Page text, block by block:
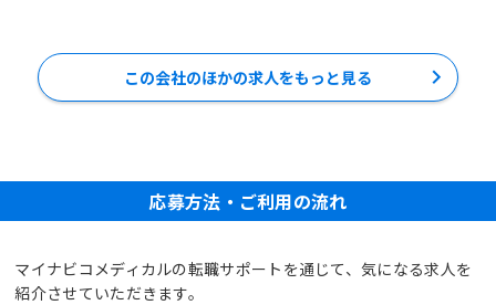
この会社のほかの求人をもっと見る
応募方法・ご利用の流れ
マイナビコメディカルの転職サポートを通じて、気になる求人を
紹介させていただきます。